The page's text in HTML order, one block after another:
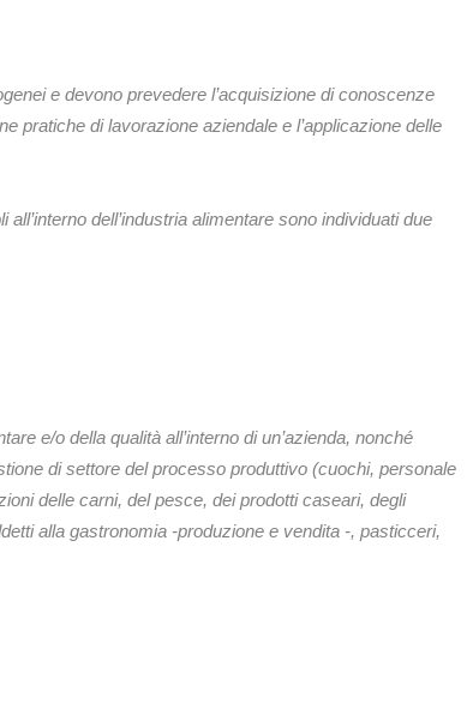
e devono prevedere l’acquisizione di conoscenze
pratiche di lavorazione aziendale e l’applicazione delle
dell’industria alimentare sono individuati due
e/o della qualità all’interno di un’azienda, nonché
di settore del processo produttivo (cuochi, personale
delle carni, del pesce, dei prodotti caseari, degli
alla gastronomia -produzione e vendita -, pasticceri,